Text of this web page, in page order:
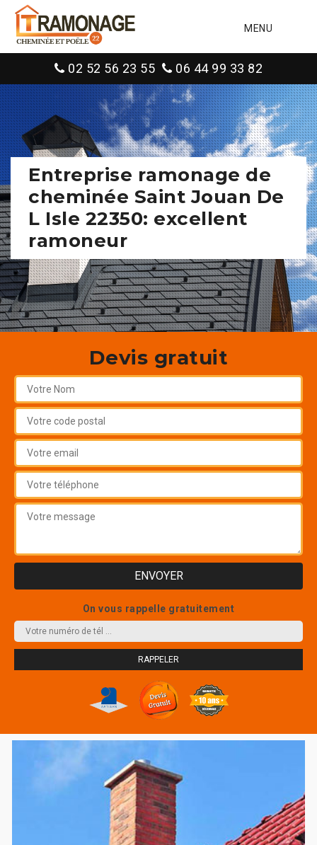
MENU
02 52 56 23 55 06 44 99 33 82
Entreprise ramonage de
cheminée Saint Jouan De
L Isle 22350: excellent
ramoneur
Devis gratuit
On vous rappelle gratuitement